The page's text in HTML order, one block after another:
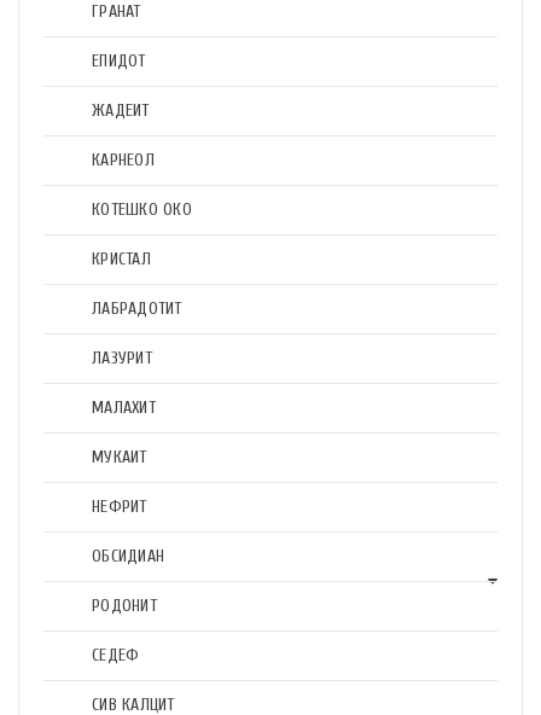
ГРАНАТ
ЕПИДОТ
ЖАДЕИТ
КАРНЕОЛ
КОТЕШКО ОКО
КРИСТАЛ
ЛАБРАДОТИТ
ЛАЗУРИТ
МАЛАХИТ
МУКАИТ
НЕФРИТ
ОБСИДИАН
РОДОНИТ
СЕДЕФ
СИВ КАЛЦИТ